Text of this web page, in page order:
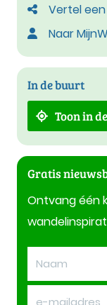
Vertel
Naar
In de buurt
Toon in
Gratis
Ontvang één